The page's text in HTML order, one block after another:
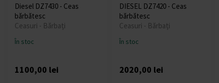
Diesel DZ7430 - Ceas
bărbătesc
Ceasuri - Bărbați
În stoc
1100,00 lei
DIESEL DZ7420 - Ceas
bărbătesc
Ceasuri - Bărbați
În stoc
2020,00 lei